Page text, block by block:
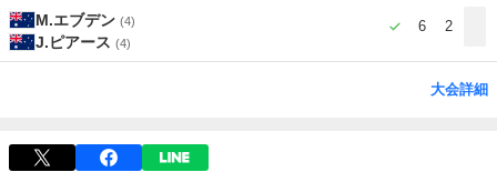
M.エブデン (4)
J.ピアース (4)
6 2
大会詳細